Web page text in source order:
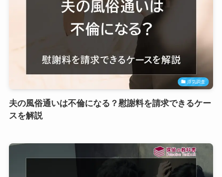
浮気調査
夫の風俗通いは不倫になる？慰謝料を請求できるケー
スを解説